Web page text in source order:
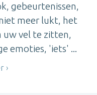
gebeurtenissen,
meer lukt, het
uw vel te zitten,
emoties, 'iets' ...